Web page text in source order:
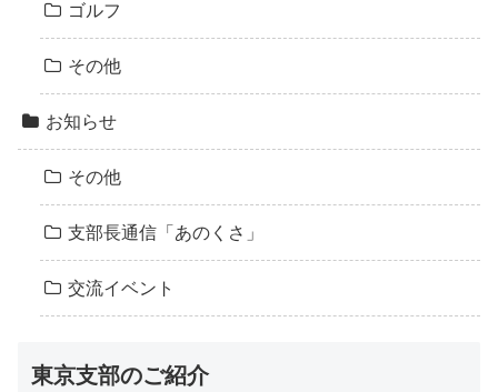
ゴルフ
その他
お知らせ
その他
支部長通信「あのくさ」
交流イベント
東京支部のご紹介